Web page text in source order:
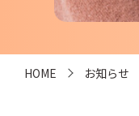
HOME お知らせ